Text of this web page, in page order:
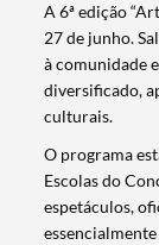
A 6ª edição
27 de junho.
à comunidade
diversificado,
culturais.
O programa
Escolas do
espetáculos,